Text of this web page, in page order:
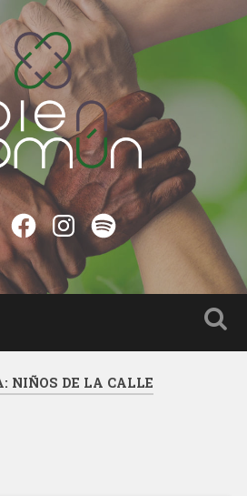
Facebook
instagram
Spotify
NIÑOS DE LA CALLE